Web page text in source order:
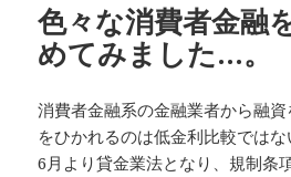
色々な消費者金融
めてみました…。
消費者金融系の金融業者から融
をひかれるのは低金利比較では
6月より貸金業法となり、規制条